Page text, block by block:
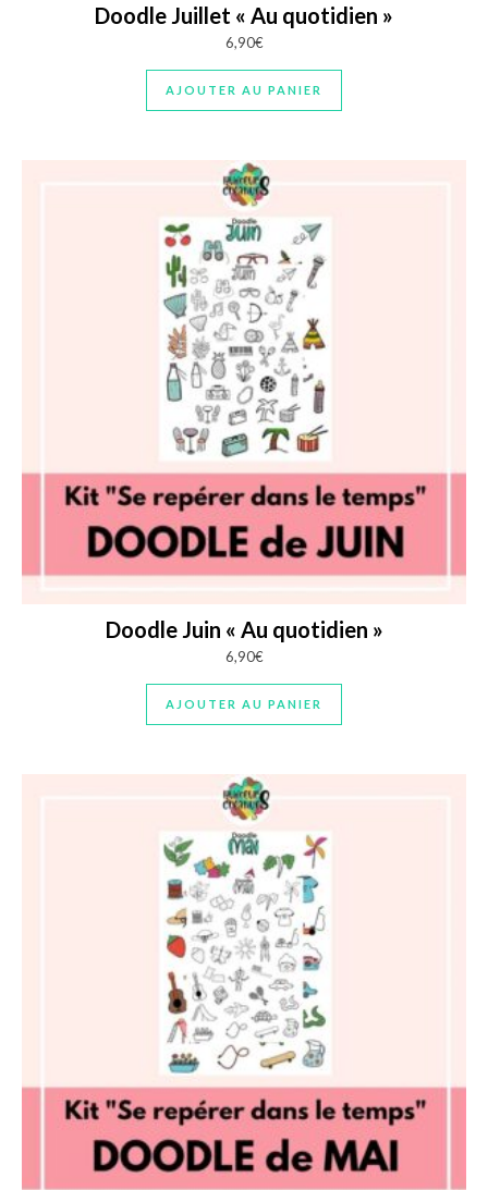
Doodle Juillet « Au quotidien »
6,90€
AJOUTER AU PANIER
Doodle Juin « Au quotidien »
6,90€
AJOUTER AU PANIER